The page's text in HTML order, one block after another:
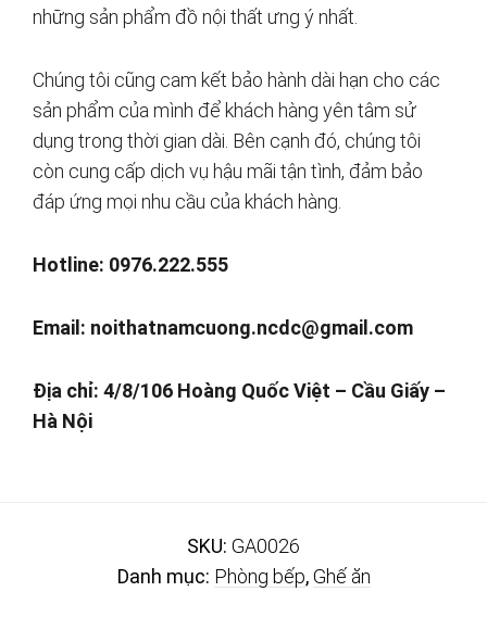
những sản phẩm đồ nội thất ưng ý nhất.
Chúng tôi cũng cam kết bảo hành dài hạn cho các
sản phẩm của mình để khách hàng yên tâm sử
dụng trong thời gian dài. Bên cạnh đó, chúng tôi
còn cung cấp dịch vụ hậu mãi tận tình, đảm bảo
đáp ứng mọi nhu cầu của khách hàng.
Hotline: 0976.222.555
Email: noithatnamcuong.ncdc@gmail.com
Địa chỉ: 4/8/106 Hoàng Quốc Việt – Cầu Giấy –
Hà Nội
SKU: GA0026
Danh mục: Phòng bếp,Ghế ăn